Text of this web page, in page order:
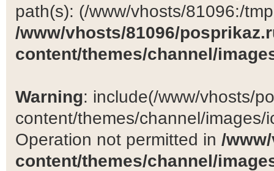
path(s): (/www/vhosts/81096:/
/www/vhosts/81096/
content/themes/channel/
Warning: include(/www/vhosts/
content/themes/channel/
Operation not permitted in /
content/themes/channel/